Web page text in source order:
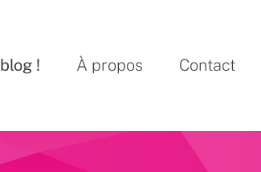
blog ! À propos Contact